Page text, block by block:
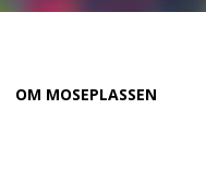
OM MOSEPLASSEN